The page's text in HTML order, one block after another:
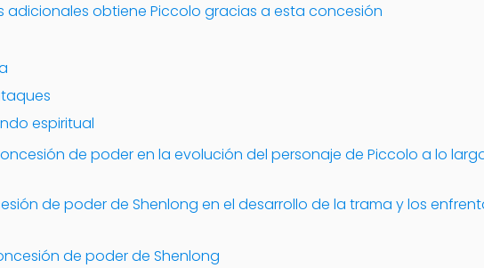
adicionales obtiene Piccolo gracias a esta concesión
espiritual
de poder en la evolución del personaje de Piccolo a lo
de poder de Shenlong en el desarrollo de la trama y los
de poder de Shenlong